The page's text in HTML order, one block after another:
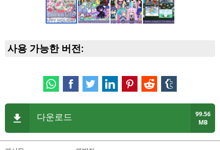
사용 가능한 버전:
다운로드
99.56
MB